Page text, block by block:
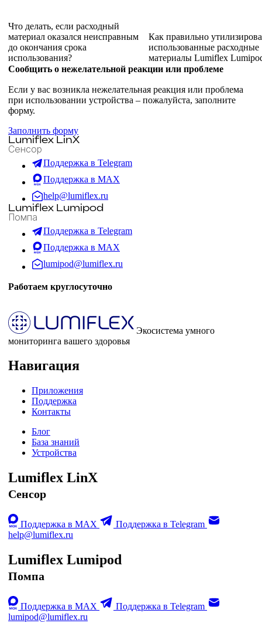
Что делать, если расходный
материал оказался неисправным
до окончания срока
использования?
Как правильно
использованные расходные
материалы Lumiflex
Сообщить о нежелательной реакции или проблеме
Если у вас возникла нежелательная реакция или проблема
при использовании устройства – пожалуйста, заполните
форму.
Заполнить форму
Lumiflex LinX
Сенсор
Поддержка в Telegram
Поддержка в MAX
help@lumiflex.ru
Lumiflex Lumipod
Помпа
Поддержка в Telegram
Поддержка в MAX
lumipod@lumiflex.ru
Работаем круглосуточно
Экосистема умного
мониторинга вашего здоровья
Навигация
Приложения
Поддержка
Контакты
Блог
База знаний
Устройства
Lumiflex LinX
Сенсор
Поддержка в MAX
Поддержка в Telegram
help@lumiflex.ru
Lumiflex Lumipod
Помпа
Поддержка в MAX
Поддержка в Telegram
lumipod@lumiflex.ru